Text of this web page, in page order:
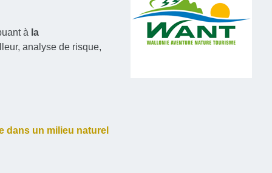
à la
analyse de risque,
dans un milieu naturel